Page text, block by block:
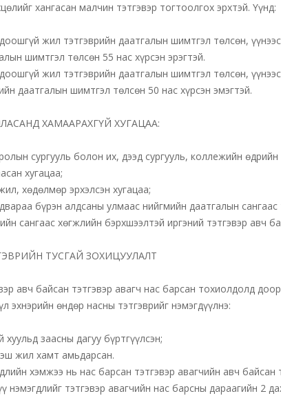
хангасан малчин тэтгэвэр тогтоолгох эрхтэй. Үүнд:
жил тэтгэврийн даатгалын шимтгэл төлсөн,
шимтгэл төлсөн 55 нас хүрсэн эрэгтэй.
жил тэтгэврийн даатгалын шимтгэл төлсөн,
даатгалын шимтгэл төлсөн 50 нас хүрсэн эмэгтэй.
ХАМААРАХГҮЙ ХУГАЦАА:
сургууль болон их, дээд сургууль, коллежийн өдрийн
хугацаа;
хөдөлмөр эрхэлсэн хугацаа;
бүрэн алдсаны улмаас нийгмийн даатгалын сангаас
сангаас хөгжлийн бэрхшээлтэй иргэний тэтгэвэр авч
ТУСГАЙ ЗОХИЦУУЛАЛТ
авч байсан тэтгэвэр авагч нас барсан тохиолдолд
эхнэрийн өндөр насны тэтгэврийг нэмэгдүүлнэ:
хуульд заасны дагуу бүртгүүлсэн;
жил хамт амьдарсан.
хэмжээ нь нас барсан тэтгэвэр авагчийн авч байсан
нэмэгдлийг тэтгэвэр авагчийн нас барсны дараагийн 2